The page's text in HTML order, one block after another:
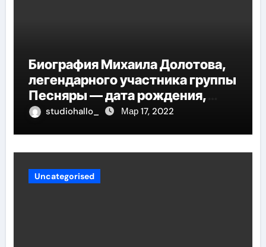
Биография Михаила Долотова,
легендарного участника группы
Песняры — дата рождения,
творческий путь и невероятные
studiohallo_ Мар 17, 2022
Uncategorised